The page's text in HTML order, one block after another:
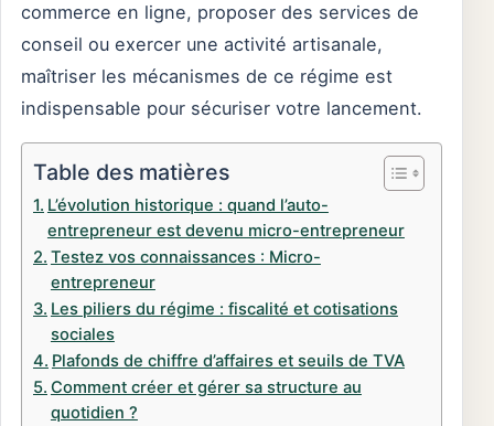
commerce en ligne, proposer des services de
conseil ou exercer une activité artisanale,
maîtriser les mécanismes de ce régime est
indispensable pour sécuriser votre lancement.
Table des matières
L’évolution historique : quand l’auto-
entrepreneur est devenu micro-entrepreneur
Testez vos connaissances : Micro-
entrepreneur
Les piliers du régime : fiscalité et cotisations
sociales
Plafonds de chiffre d’affaires et seuils de TVA
Comment créer et gérer sa structure au
quotidien ?